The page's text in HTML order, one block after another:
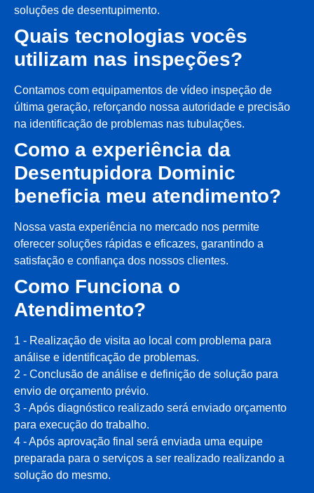
soluções de desentupimento.
Quais tecnologias vocês
utilizam nas inspeções?
Contamos com equipamentos de vídeo inspeção de
última geração, reforçando nossa autoridade e precisão
na identificação de problemas nas tubulações.
Como a experiência da
Desentupidora Dominic
beneficia meu atendimento?
Nossa vasta experiência no mercado nos permite
oferecer soluções rápidas e eficazes, garantindo a
satisfação e confiança dos nossos clientes.
Como Funciona o
Atendimento?
1 - Realização de visita ao local com problema para
análise e identificação de problemas.
2 - Conclusão de análise e definição de solução para
envio de orçamento prévio.
3 - Após diagnóstico realizado será enviado orçamento
para execução do trabalho.
4 - Após aprovação final será enviada uma equipe
preparada para o serviços a ser realizado realizando a
solução do mesmo.